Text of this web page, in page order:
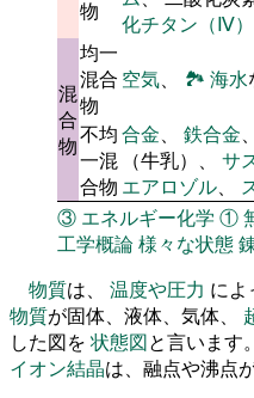
物
化チタン（Ⅳ）
混
合
物
均一
混合
物
空気、 🏞 海水
不均
一混
合物
合金、 鉄合金
（牛乳）、 サ
エアロゾル、
③ エネルギー化学 ①
工学概論様々な状態
物質は、 温度や圧力 によ
物質が固体、液体、気体、
した図を 状態図と言います。
イオン結晶は、融点や沸点